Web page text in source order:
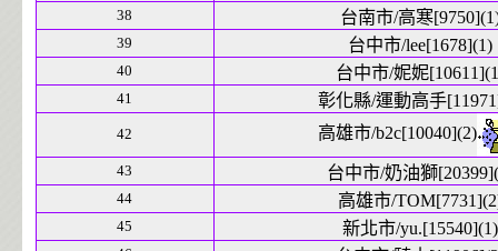
38 台南市/高寒
39 台中市/lee[1678](1)
40 台中市/妮妮
41 彰化縣/運動高手
42 高雄市/b2c[10040](2)
43 台中市/奶油獅
44 高雄市/
45 新北市/yu.[15540](1)